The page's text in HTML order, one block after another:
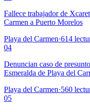
Fallece trabajador de
Carmen a Puerto Morelos
Playa del Carmen·614
04
Denuncian caso de
Esmeralda de Playa del
Playa del Carmen·560
05